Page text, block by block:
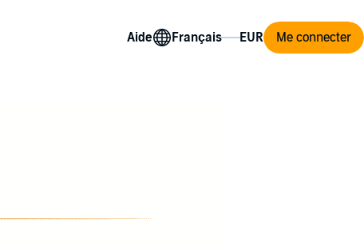
Aide Me connecter